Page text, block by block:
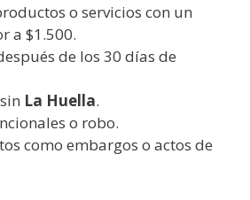
o servicios con un
a $1.500.
de los 30 días de
La Huella.
o robo.
como embargos o actos de